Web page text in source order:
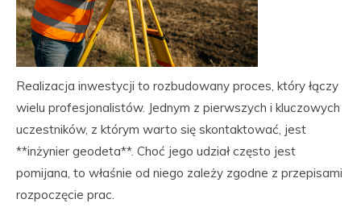
Realizacja inwestycji to rozbudowany proces, który łączy
wielu profesjonalistów. Jednym z pierwszych i kluczowych
uczestników, z którym warto się skontaktować, jest
**inżynier geodeta**. Choć jego udział często jest
pomijana, to właśnie od niego zależy zgodne z przepisami
rozpoczęcie prac.